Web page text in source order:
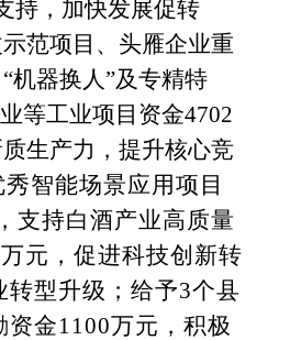
持， 加快发展促转
范项目、头雁企业重
“机器换人”及专精特
等工业项目资金4702
生产力，提升核心竞
智能场景应用项目
， 支持白酒产业高质量
元，促进科技创新转
型升级； 给予3个县
资金1100万元 ，积极